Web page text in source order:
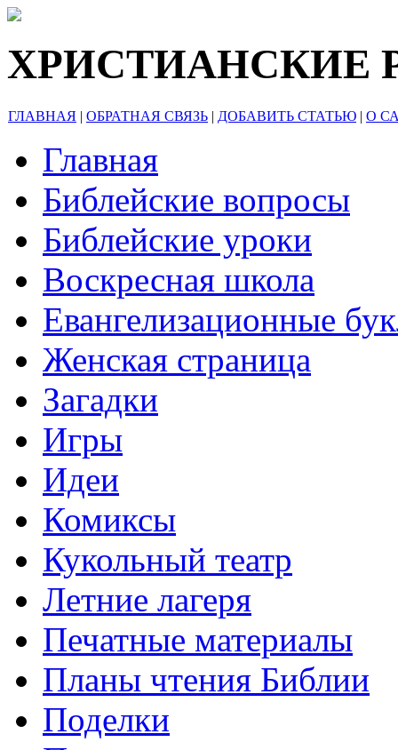
ХРИСТИАНСКИЕ
ГЛАВНАЯ | ОБРАТНАЯ СВЯЗЬ | ДОБАВИТЬ СТАТЬЮ | О
Главная
Библейские вопросы
Библейские уроки
Воскресная школа
Евангелизационные
Женская страница
Загадки
Игры
Идеи
Комиксы
Кукольный театр
Летние лагеря
Печатные материалы
Планы чтения Библии
Поделки